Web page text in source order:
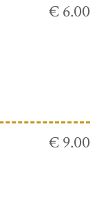
€ 6.00
€ 9.00